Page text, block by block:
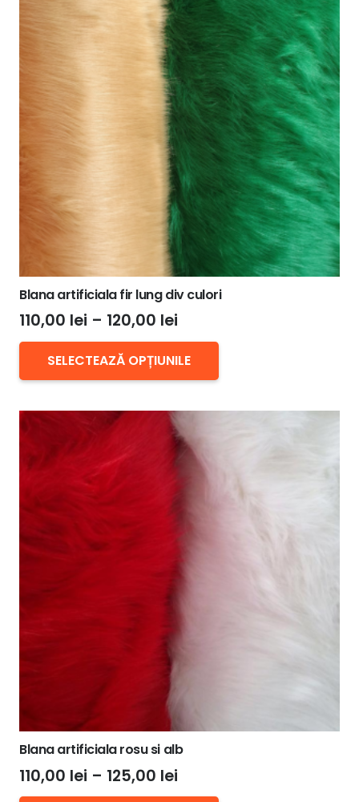
Opțiunile
pot
fi
alese
în
pagina
produsului.
Blana artificiala fir lung div culori
110,00 lei – 120,00 lei
de
prețuri:
110,00 lei
la
120,00 lei
SELECTEAZĂ OPȚIUNILE
mai
Opțiunile
pot
pagina
Blana artificiala rosu si alb
110,00 lei – 125,00 lei
de